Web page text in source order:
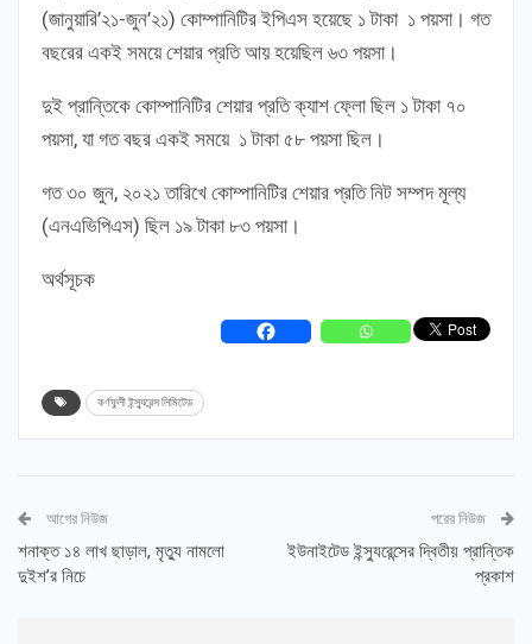
(জানুয়ারি’২১-জুন’২১) কোম্পানিটির ইপিএস হয়েছে ১ টাকা ১ পয়সা। গত
বছরের একই সময়ে শেয়ার প্রতি আয় হয়েছিল ৬৩ পয়সা।
দুই প্রান্তিকে কোম্পানিটির শেয়ার প্রতি ক্যাশ ফ্লো ছিল ১ টাকা ৭০
পয়সা, যা গত বছর একই সময়ে ১ টাকা ৫৮ পয়সা ছিল।
গত ৩০ জুন, ২০২১ তারিখে কোম্পানিটির শেয়ার প্রতি নিট সম্পদ মূল্য
(এনএভিপিএস) ছিল ১৯ টাকা ৮৩ পয়সা।
অর্থসূচক
কর্ণফুলী ইন্স্যুরেন্স লিমিটেড
আগের নিউজ
শনাক্ত ১৪ লাখ ছাড়াল, মৃত্যু নামলো
দুইশ’র নিচে
পরের নিউজ
ইউনাইটেড ইন্স্যুরেন্সের দ্বিতীয় প্রান্তিক
প্রকাশ